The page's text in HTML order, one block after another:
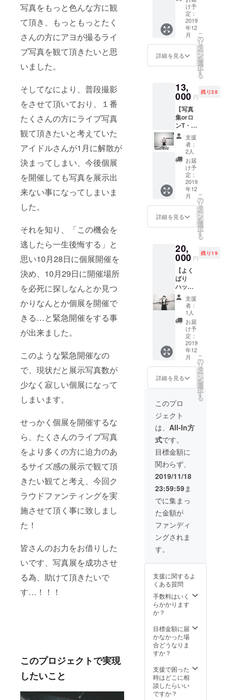
写真をもっと色んな方に観
て頂き、もっともっとたく
さんの方にアヨが撮るライ
ブ写真を観て頂きたいと思
いました。
そしてなにより、普段撮影
をさせて頂いており、１番
たくさんの方にライブ写真
観て頂きたいと考えていた
アイドルさんが1月に解散が
決まってしまい、今後個展
を開催しても写真を展示出
来ない事になってしまいま
した。
それを知り、「この機会を
逃したら一生後悔する」と
思い10月28日に個展開催を
決め、10月29日に開催場所
を必死に探しなんとか見つ
かりなんとか個展を開催で
きる…と緊急開催をする事
が出来ました。
このような緊急開催なの
で、現状だと展示写真数が
少なく寂しい個展になって
しまいます。
せっかく個展を開催するな
ら、たくさんのライブ写真
をより多くの方に迫力のあ
るサイズ感の展示で観て頂
きたい観てと考え、今回ク
ラウドファンティングを実
施させて頂く事に致しまし
た！
皆さんのお力をお借りした
いです、写真展を成功させ
る為、助けて頂きたいで
す…！！！
このプロジェクトで実現
したいこと
等で告
知致し
ます。
カラー
に何種
類かあ
る場合
なりま
す。
ツお届
けプラ
ン】 ・
アヨ
2019総
集編写
真集 ・
オリジ
ナルデ
ロングT
シャツ
の2点
セット
今回の
個展に
て展示
する写
真、展
示しな
い写真
を含め
30ペー
ジ前後
の写真
集とな
りま
シャツ
共に完
成次
第、発
送させ
て頂き
ます！
※達成金
額によ
り、写
真集の
ページ
数は前
後して
しまい
ますの
でご了
せ。 ※
ザイン
に関し
まして
は、
追って
Twitter
等で告
知致し
カラー
に何種
類かあ
る場合
は、ラ
ンダム
発送と
け予
定：
2019
年12
月
詳細を見る
こ
の
リ
タ
ー
ン
を
選
択
す
る
13,
000 円
残り28
【写真
集orロ
ンT・プ
ロ
フィー
ル写真
撮影プ
ラン】
・写真
集orロ
ングT
シャツ
・SNS
用プロ
フィー
ル写真
個展開
催中に
会場へ
お越し
頂ける
方のみ
となり
ます。
※ロング
Tシャツ
をお選
びの方
は、ご
希望の
サイズ
を備考
欄にご
い。 サ
イズはL
かXLか
らお選
びくだ
さい。
SNSで
使用出
来るプ
ロ
フィー
ル写真
を個展
会場内
にて3〜
5枚撮影
させて
頂き、
わり次
第、後
日メー
ルにて
データ
をお渡
ます！
お気に
入りの
ディ
ネート
で是
非！
支援
者：
2人
お届
け予
定：
2019
年12
月
詳細を見る
こ
の
リ
タ
ー
ン
を
選
択
す
る
20,
000 円
残り19
【よく
ばり
ハッ
ピー
ハッ
ピー
セット
プラ
ン】 ・
アヨ
2019総
集編写
真集 ・
オリジ
ナルデ
ザイン
ロングT
シャツ
・SNS
用プロ
フィー
ル写真
撮影 ・
ポラロ
イド撮
影 ※個
展開催
中に会
場へお
越し頂
ける方
のみと
なりま
す。 ※
り、写
ページ
数は前
後して
しまい
ますの
承下さ
いま
せ。 ※
ロンTデ
に関し
まして
は、
追って
支援
者：
1人
お届
け予
定：
2019
年12
月
詳細を見る
こ
の
リ
タ
ー
ン
を
選
択
す
る
このプロ
ジェクト
は、 All-In方
式です。
目標金額に
関わらず、
2019/11/18
23:59:59ま
でに集まっ
た金額が
ファンディ
ングされま
す。
支援に関するよ
くある質問
手数料はいく
らかかります
か？
目標金額に届
かなかった場
合どうなりま
すか？
支援で困った
時はどこに相
談したらいい
ですか？